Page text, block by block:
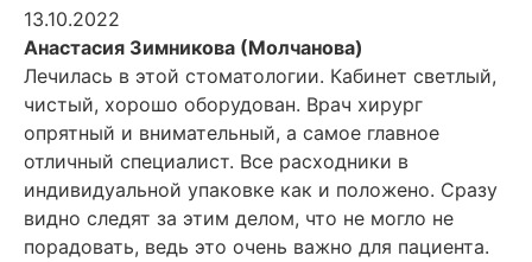
13.10.2022
Анастасия Зимникова (Молчанова)
Лечилась в этой стоматологии. Кабинет светлый,
чистый, хорошо оборудован. Врач хирург
опрятный и внимательный, а самое главное
отличный специалист. Все расходники в
индивидуальной упаковке как и положено. Сразу
видно следят за этим делом, что не могло не
порадовать, ведь это очень важно для пациента.